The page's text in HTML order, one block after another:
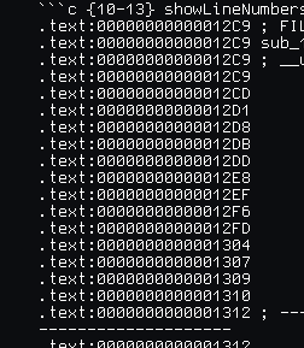
```c {10-13}
.text:00000000000012C9 ;
.text:00000000000012C9
.text:00000000000012C9 ;
.text:00000000000012C9
.text:00000000000012D1
.text:00000000000012DD
--------------------